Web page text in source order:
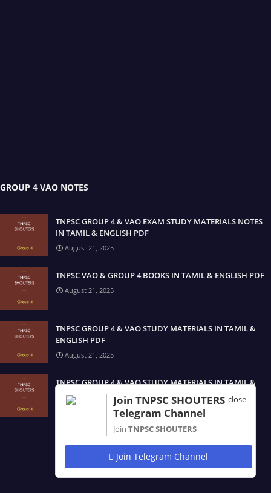
GROUP 4 VAO NOTES
TNPSC GROUP 4 & VAO EXAM STUDY MATERIALS NOTES
IN TAMIL & ENGLISH PDF
August 21, 2025
TNPSC VAO & GROUP 4 BOOKS IN TAMIL & ENGLISH PDF
August 21, 2025
TNPSC GROUP 4 & VAO STUDY MATERIALS IN TAMIL &
ENGLISH PDF
August 21, 2025
TNPSC GROUP 4 & VAO STUDY MATERIALS IN TAMIL &
ENGLISH DOWNLOAD PDF
August 21, 2025
close
Join TNPSC SHOUTERS
Telegram Channel
Join TNPSC SHOUTERS
Join Telegram Channel